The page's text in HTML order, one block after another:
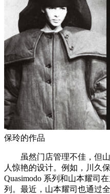
保玲的作品
虽然门店管理不佳，但山
人惊艳的设计。例如，川久
Quasimodo 系列和山本耀司
列。最近，山本耀司也通过